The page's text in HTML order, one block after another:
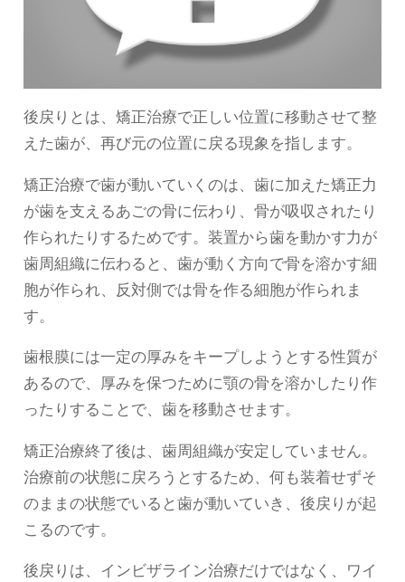
後戻りとは、矯正治療で正しい位置に移動させて整
えた歯が、再び元の位置に戻る現象を指します。
矯正治療で歯が動いていくのは、歯に加えた矯正力
が歯を支えるあごの骨に伝わり、骨が吸収されたり
作られたりするためです。装置から歯を動かす力が
歯周組織に伝わると、歯が動く方向で骨を溶かす細
胞が作られ、反対側では骨を作る細胞が作られま
す。
歯根膜には一定の厚みをキープしようとする性質が
あるので、厚みを保つために顎の骨を溶かしたり作
ったりすることで、歯を移動させます。
矯正治療終了後は、歯周組織が安定していません。
治療前の状態に戻ろうとするため、何も装着せずそ
のままの状態でいると歯が動いていき、後戻りが起
こるのです。
後戻りは、インビザライン治療だけではなく、ワイ